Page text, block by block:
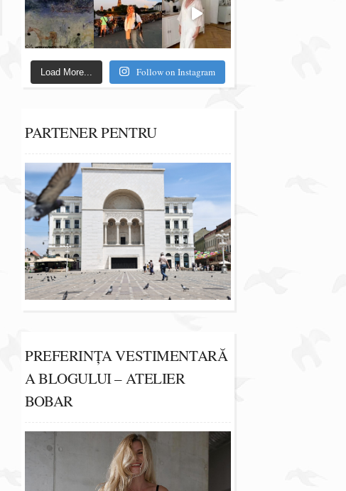
Load More... Follow on Instagram
PARTENER PENTRU
PREFERINȚA VESTIMENTARĂ
A BLOGULUI – ATELIER
BOBAR